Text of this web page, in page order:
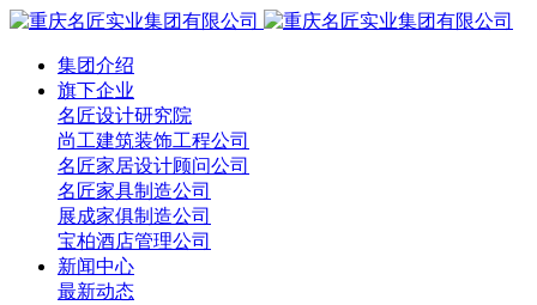
集团介绍
旗下企业
名匠设计研究院
尚工建筑装饰工程公司
名匠家居设计顾问公司
名匠家具制造公司
展成家俱制造公司
宝柏酒店管理公司
新闻中心
最新动态